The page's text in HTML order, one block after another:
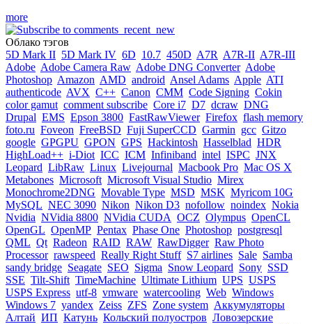
more
Облако тэгов
5D Mark II 5D Mark IV 6D 10.7 450D A7R A7R-II A7R-III
Adobe Adobe Camera Raw Adobe DNG Converter Adobe
Photoshop Amazon AMD android Ansel Adams Apple ATI
authenticode AVX C++ Canon CMM Code Signing Cokin
color gamut comment subscribe Core i7 D7 dcraw DNG
Drupal EMS Epson 3800 FastRawViewer Firefox flash memory
foto.ru Foveon FreeBSD Fuji SuperCCD Garmin gcc Gitzo
google GPGPU GPON GPS Hackintosh Hasselblad HDR
HighLoad++ i-Diot ICC ICM Infiniband intel ISPC JNX
Leopard LibRaw Linux Livejournal Macbook Pro Mac OS X
Metabones Microsoft Microsoft Visual Studio Mirex
Monochrome2DNG Movable Type MSD MSK Myricom 10G
MySQL NEC 3090 Nikon Nikon D3 nofollow noindex Nokia
Nvidia NVidia 8800 NVidia CUDA OCZ Olympus OpenCL
OpenGL OpenMP Pentax Phase One Photoshop postgresql
QML Qt Radeon RAID RAW RawDigger Raw Photo
Processor rawspeed Really Right Stuff S7 airlines Sale Samba
sandy bridge Seagate SEO Sigma Snow Leopard Sony SSD
SSE Tilt-Shift TimeMachine Ultimate Lithium UPS USPS
USPS Express utf-8 vmware watercooling Web Windows
Windows 7 yandex Zeiss ZFS Zone system Аккумуляторы
Алтай ИП Катунь Кольский полуостров Ловозерские